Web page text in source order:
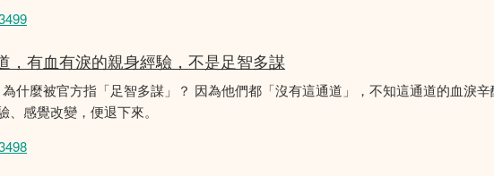
，有血有淚的親身經驗，不是足智多謀
為什麼被官方指「足智多謀」？ 因為他們都「沒有這通道」，不知這通道的血淚
感覺改變，便退下來。